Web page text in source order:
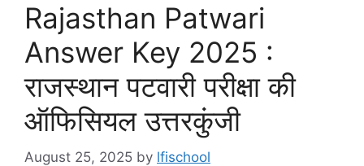
Rajasthan Patwari
Answer Key 2025 :
राजस्थान पटवारी परीक्षा की
ऑफिसियल उत्तरकुंजी
August 25, 2025 by lfischool